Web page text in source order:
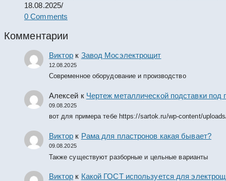
18.08.2025/
0 Comments
Комментарии
Виктор к Завод Мосэлектрощит
12.08.2025
Современное оборудование и производство
Алексей к Чертеж металлической подставки
09.08.2025
вот для примера тебе https://sartok.ru/wp-content/
Виктор к Рама для пластронов какая бывает?
09.08.2025
Также существуют разборные и цельные варианты
Виктор к Какой ГОСТ используется для